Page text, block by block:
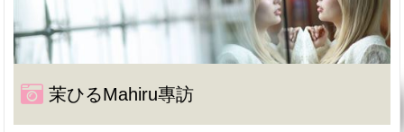
茉ひるMahiru專訪